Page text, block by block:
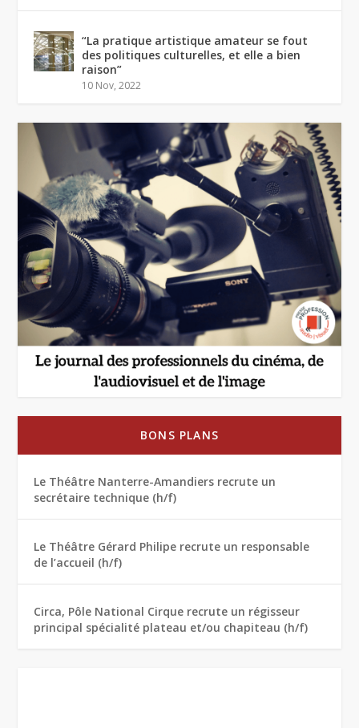
“La pratique artistique amateur se fout
des politiques culturelles, et elle a bien
raison”
10 Nov, 2022
BONS PLANS
Le Théâtre Nanterre-Amandiers recrute un
secrétaire technique (h/f)
Le Théâtre Gérard Philipe recrute un responsable
de l’accueil (h/f)
Circa, Pôle National Cirque recrute un régisseur
principal spécialité plateau et/ou chapiteau (h/f)